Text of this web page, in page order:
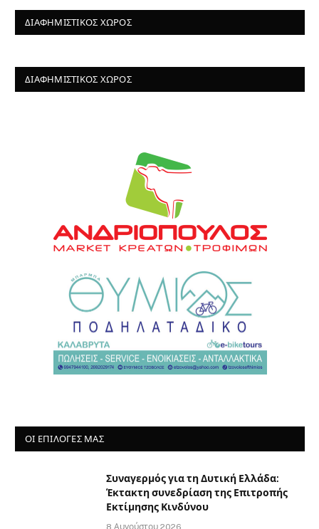
ΔΙΑΦΗΜΙΣΤΙΚΌΣ ΧΏΡΟΣ
ΔΙΑΦΗΜΙΣΤΙΚΌΣ ΧΏΡΟΣ
ΟΙ ΕΠΙΛΟΓΈΣ ΜΑΣ
Συναγερμός για τη Δυτική Ελλάδα:
Έκτακτη συνεδρίαση της Επιτροπής
Εκτίμησης Κινδύνου